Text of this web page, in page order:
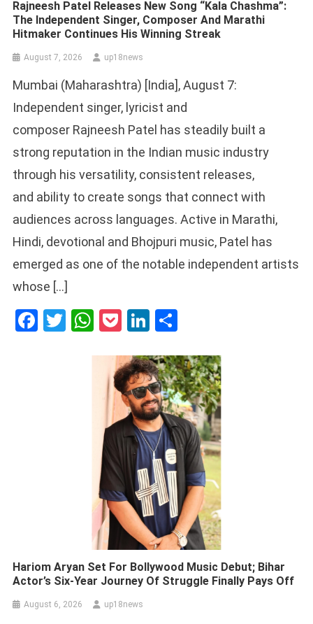
Rajneesh Patel Releases New Song “Kala Chashma”:
The Independent Singer, Composer And Marathi
Hitmaker Continues His Winning Streak
August 7, 2026 up18news
Mumbai (Maharashtra) [India], August 7:
Independent singer, lyricist and
composer Rajneesh Patel has steadily built a
strong reputation in the Indian music industry
through his versatility, consistent releases,
and ability to create songs that connect with
audiences across languages. Active in Marathi,
Hindi, devotional and Bhojpuri music, Patel has
emerged as one of the notable independent artists
whose […]
Facebook
Twitter
WhatsApp
PocketLinkedIn
Hariom Aryan Set For Bollywood Music Debut; Bihar
Actor’s Six-Year Journey Of Struggle Finally Pays Off
August 6, 2026 up18news